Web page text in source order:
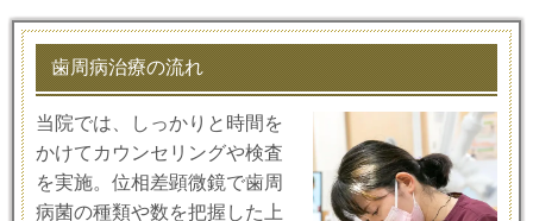
歯周病治療の流れ
当院では、しっかりと時間を
かけてカウンセリングや検査
を実施。位相差顕微鏡で歯周
病菌の種類や数を把握した上